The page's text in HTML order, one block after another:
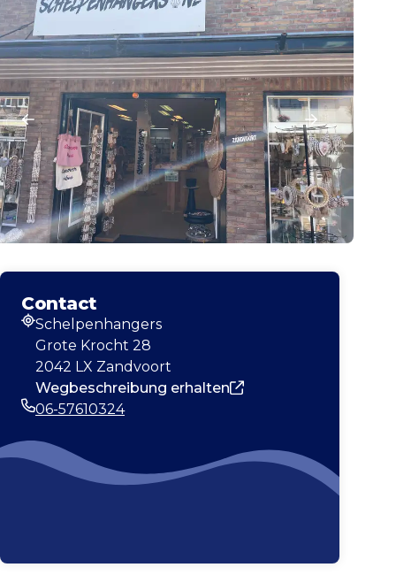
Contact
Adresse
Schelpenhangers
Grote Krocht 28
2042 LX Zandvoort
Wegbeschreibung erhalten
06-57610324